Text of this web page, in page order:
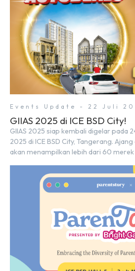
Events Update - 22 Juli
GIIAS 2025 di ICE BSD City!
GIIAS 2025 siap kembali digelar pada
2025 di ICE BSD City, Tangerang.
akan menampilkan lebih dari 60
pusat perhatian bagi para pecinta
tempat berkumpulnya komunitas dan
menjalin […]